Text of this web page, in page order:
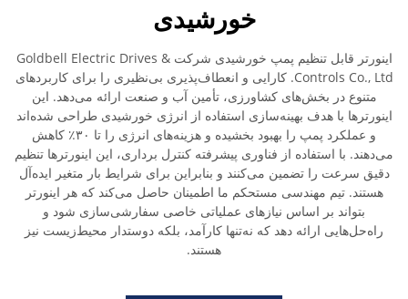
خورشیدی
اینورتر قابل تنظیم پمپ خورشیدی شرکت Goldbell Electric Drives &
Controls Co., Ltd. کارایی و انعطاف‌پذیری بی‌نظیری را برای کاربردهای
متنوع در بخش‌های کشاورزی، تأمین آب و صنعت ارائه می‌دهد. این
اینورترها با هدف بهینه‌سازی استفاده از انرژی خورشیدی طراحی شده‌اند
و عملکرد پمپ را بهبود بخشیده و هزینه‌های انرژی را تا ۳۰٪ کاهش
می‌دهند. با استفاده از فناوری پیشرفته کنترل برداری، این اینورترها تنظیم
دقیق سرعت را تضمین می‌کنند و بنابراین برای شرایط بار متغیر ایده‌آل
هستند. تیم مهندسی مستحکم ما اطمینان حاصل می‌کند که هر اینورتر
بتواند بر اساس نیازهای عملیاتی خاصی سفارشی‌سازی شود و
راه‌حل‌هایی ارائه دهد که نه‌تنها کارآمد، بلکه دوستدار محیط‌زیست نیز
هستند.